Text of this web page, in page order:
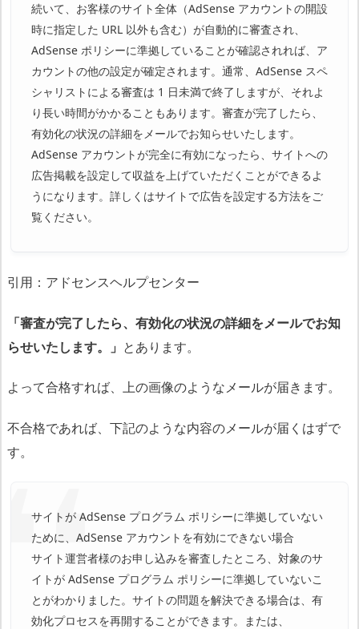
続いて、お客様のサイト全体（AdSense アカウントの開設
時に指定した URL 以外も含む）が自動的に審査され、
AdSense ポリシーに準拠していることが確認されれば、ア
カウントの他の設定が確定されます。通常、AdSense スペ
シャリストによる審査は 1 日未満で終了しますが、それよ
り長い時間がかかることもあります。審査が完了したら、
有効化の状況の詳細をメールでお知らせいたします。
AdSense アカウントが完全に有効になったら、サイトへの
広告掲載を設定して収益を上げていただくことができるよ
うになります。詳しくはサイトで広告を設定する方法をご
覧ください。
引用：アドセンスヘルプセンター
「審査が完了したら、有効化の状況の詳細をメールでお知
らせいたします。」 とあります。
よって合格すれば、上の画像のようなメールが届きます。
不合格であれば、下記のような内容のメールが届くはずで
す。
サイトが AdSense プログラム ポリシーに準拠していない
ために、AdSense アカウントを有効にできない場合
サイト運営者様のお申し込みを審査したところ、対象のサ
イトが AdSense プログラム ポリシーに準拠していないこ
とがわかりました。サイトの問題を解決できる場合は、有
効化プロセスを再開することができます。または、